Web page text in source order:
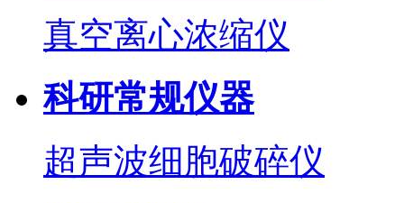
真空离心浓缩仪
科研常规仪器
超声波细胞破碎仪